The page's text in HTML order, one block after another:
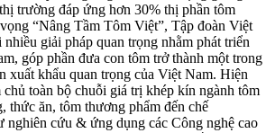
trường đáp ứng hơn 30% thị phần tôm
“Nâng Tầm Tôm Việt”, Tập đoàn Việt
giải pháp quan trọng nhằm phát triển
góp phần đưa con tôm trở thành một trong
xuất khẩu quan trọng của Việt Nam. Hiện
toàn bộ chuỗi giá trị khép kín ngành tôm
thức ăn, tôm thương phẩm đến chế
nghiên cứu & ứng dụng các Công nghệ cao